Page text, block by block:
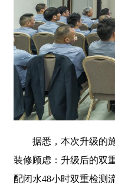
据悉，本次升级的
装修顾虑：升级后的双
配闭水48小时双重检测